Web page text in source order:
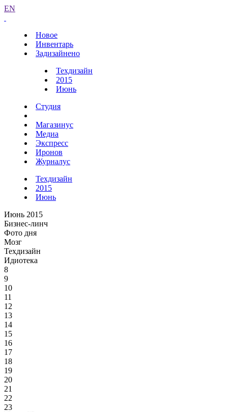
EN
Новое
Инвентарь
Задизайнено
Техдизайн
2015
Июнь
Студия
Магазинус
Медиа
Экспресс
Иронов
Журналус
Техдизайн
2015
Июнь
Июнь 2015
Бизнес-линч
Фото дня
Мозг
Техдизайн
Идиотека
8
9
10
11
12
13
14
15
16
17
18
19
20
21
22
23